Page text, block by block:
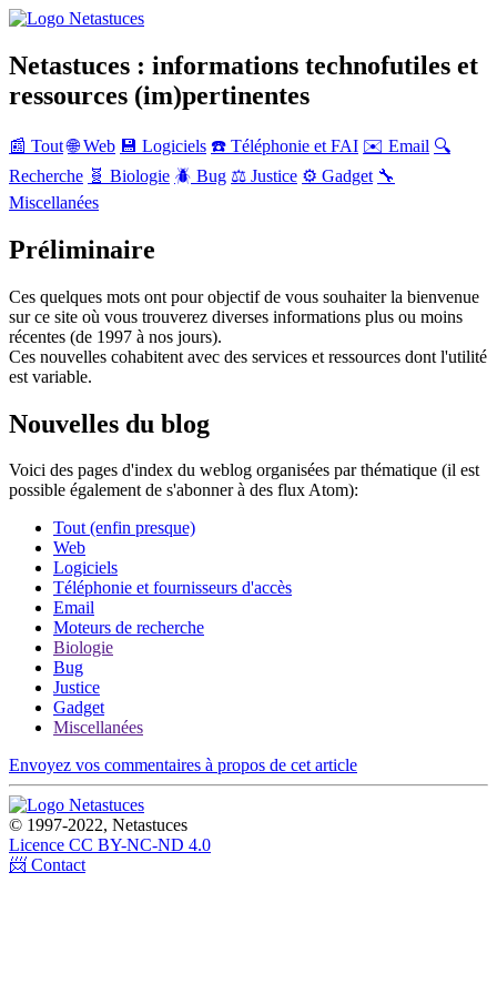
Netastuces : informations technofutiles et
ressources (im)pertinentes
📰 Tout 🌐 Web 💾 Logiciels ☎️ Téléphonie et FAI ✉️ Email 🔍
Recherche 🧬 Biologie 🪲 Bug ⚖️ Justice ⚙️ Gadget 🔧
Miscellanées
Préliminaire
Ces quelques mots ont pour objectif de vous souhaiter la bienvenue
sur ce site où vous trouverez diverses informations plus ou moins
récentes (de 1997 à nos jours).
Ces nouvelles cohabitent avec des services et ressources dont l'utilité
est variable.
Nouvelles du blog
Voici des pages d'index du weblog organisées par thématique (il est
possible également de s'abonner à des flux Atom):
Tout (enfin presque)
Web
Logiciels
Téléphonie et fournisseurs d'accès
Email
Moteurs de recherche
Biologie
Bug
Justice
Gadget
Miscellanées
Envoyez vos commentaires à propos de cet article
© 1997-2022, Netastuces
Licence CC BY-NC-ND 4.0
📨 Contact